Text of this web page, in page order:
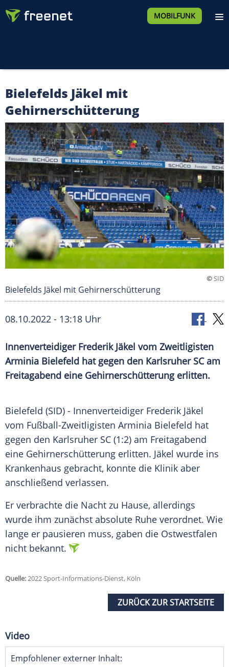
MOBILFUNK
Bielefelds Jäkel mit
Gehirnerschütterung
©SID
Bielefelds Jäkel mit Gehirnerschütterung
08.10.2022 - 13:18 Uhr
Innenverteidiger Frederik Jäkel vom Zweitligisten
Arminia Bielefeld hat gegen den Karlsruher SC am
Freitagabend eine Gehirnerschütterung erlitten.
Bielefeld (SID) - Innenverteidiger Frederik Jäkel
vom Fußball-Zweitligisten Arminia Bielefeld hat
gegen den Karlsruher SC (1:2) am Freitagabend
eine Gehirnerschütterung erlitten. Jäkel wurde ins
Krankenhaus gebracht, konnte die Klinik aber
anschließend verlassen.
Er verbrachte die Nacht zu Hause, allerdings
wurde ihm zunächst absolute Ruhe verordnet. Wie
lange er pausieren muss, gaben die Ostwestfalen
nicht bekannt.
Quelle:2022 Sport-Informations-Dienst, Köln
ZURÜCK ZUR STARTSEITE
Video
Empfohlener externer Inhalt: